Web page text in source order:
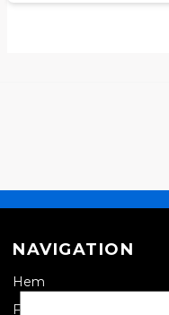
NAVIGATION
Hem
Företagskund